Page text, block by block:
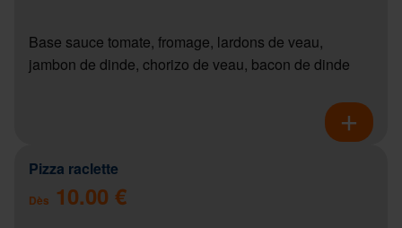
Base sauce tomate, fromage, lardons de veau,
jambon de dinde, chorizo de veau, bacon de dinde
Pizza raclette
Dès 10.00 €